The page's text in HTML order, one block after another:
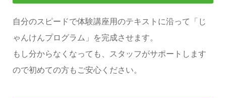
自分のスピードで体験講座用のテキストに沿って「じ
ゃんけんプログラム」を完成させます。
もし分からなくなっても、スタッフがサポートします
ので初めての方もご安心ください。